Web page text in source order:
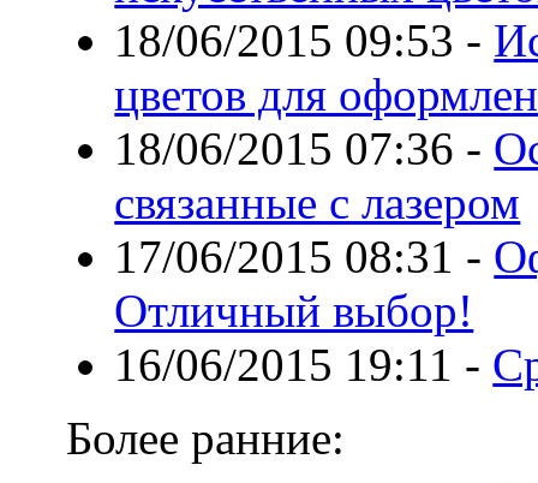
18/06/2015 09:53 -
цветов для
18/06/2015 07:36 -
связанные с лазером
17/06/2015 08:31 -
Отличный выбор!
16/06/2015 19:11 -
Более ранние: